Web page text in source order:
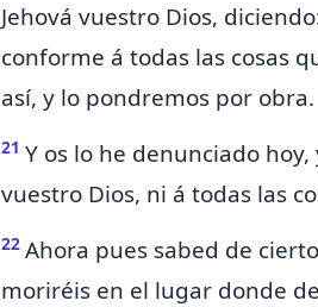
Jehová vuestro Dios,
conforme á todas las cosas
así, y lo pondremos por obra.
21 Y os lo he denunciado
vuestro Dios, ni á todas las
22 Ahora pues sabed de
moriréis en el lugar donde